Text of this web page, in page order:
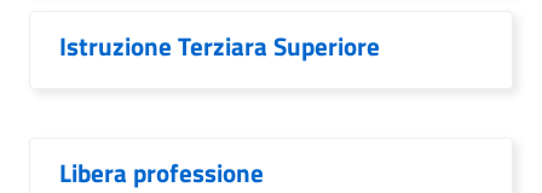
Istruzione Terziara Superiore
Libera professione